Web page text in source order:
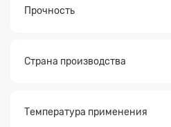
Прочность
Страна производства
Температура применения